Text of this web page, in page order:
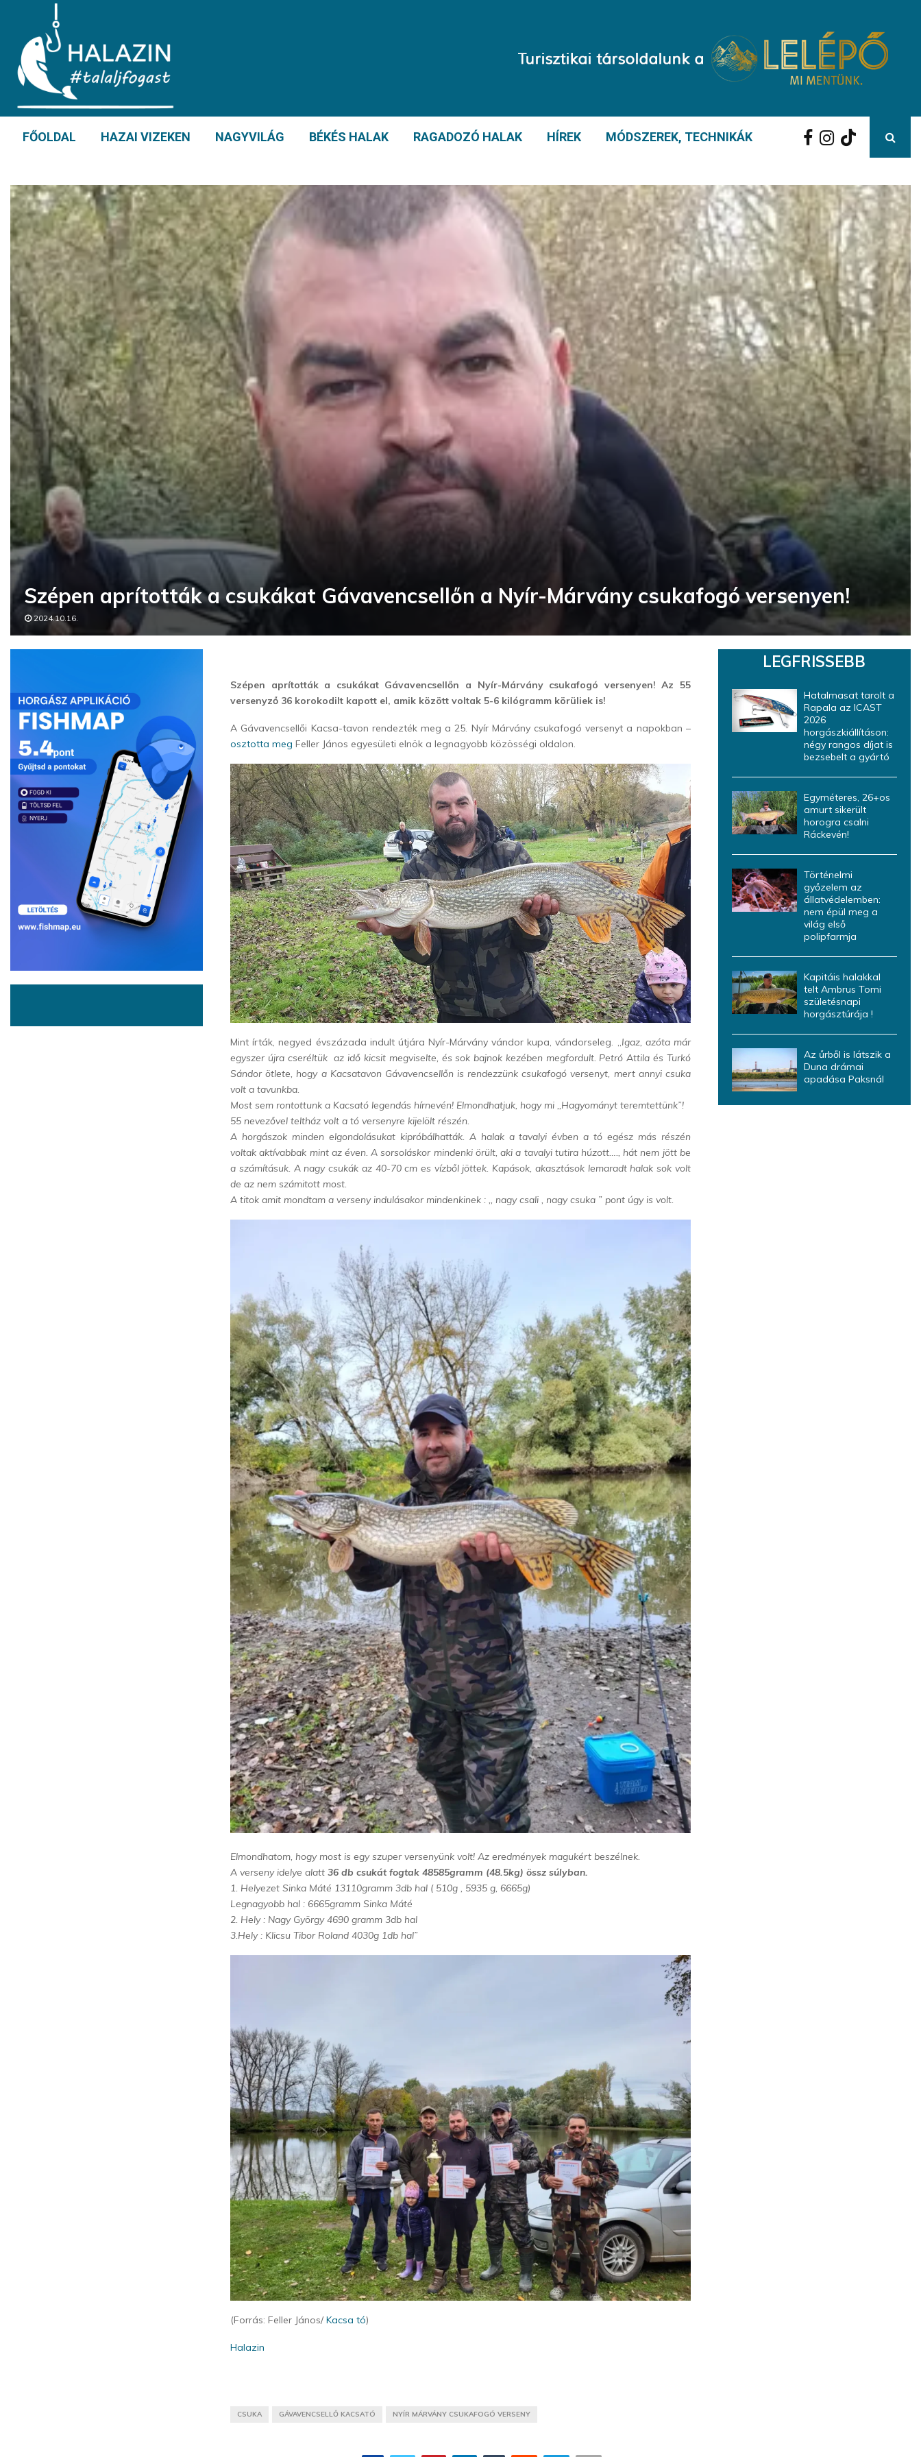
FŐOLDAL HAZAI VIZEKEN NAGYVILÁG BÉKÉS HALAK RAGADOZÓ HALAK HÍREK MÓDSZEREK, TECHNIKÁK
Szépen aprították a csukákat Gávavencsellőn a Nyír-Márvány csukafogó versenyen!
2024.10.16.
Szépen aprították a csukákat Gávavencsellőn a Nyír-Márvány csukafogó versenyen! Az 55
versenyző 36 korokodilt kapott el, amik között voltak 5-6 kilógramm körüliek is!
A Gávavencsellői Kacsa-tavon rendezték meg a 25. Nyír Márvány csukafogó versenyt a napokban –
osztotta meg Feller János egyesületi elnök a legnagyobb közösségi oldalon.
Mint írták, negyed évszázada indult útjára Nyír-Márvány vándor kupa, vándorseleg. „Igaz, azóta már
egyszer újra cseréltük az idő kicsit megviselte, és sok bajnok kezében megfordult. Petró Attila és Turkó
Sándor ötlete, hogy a Kacsatavon Gávavencsellőn is rendezzünk csukafogó versenyt, mert annyi csuka
volt a tavunkba.
Most sem rontottunk a Kacsató legendás hírnevén! Elmondhatjuk, hogy mi ,,Hagyományt teremtettünk”!
55 nevezővel teltház volt a tó versenyre kijelölt részén.
A horgászok minden elgondolásukat kipróbálhatták. A halak a tavalyi évben a tó egész más részén
voltak aktívabbak mint az éven. A sorsoláskor mindenki örült, aki a tavalyi tutira húzott…., hát nem jött be
a számításuk. A nagy csukák az 40-70 cm es vízből jöttek. Kapások, akasztások lemaradt halak sok volt
de az nem számitott most.
A titok amit mondtam a verseny indulásakor mindenkinek : ,, nagy csali , nagy csuka ” pont úgy is volt.
Elmondhatom, hogy most is egy szuper versenyünk volt! Az eredmények magukért beszélnek.
A verseny idelye alatt36 db csukát fogtak 48585gramm (48.5kg) össz súlyban.
1. Helyezet Sinka Máté 13110gramm 3db hal ( 510g , 5935 g, 6665g)
Legnagyobb hal : 6665gramm Sinka Máté
2. Hely : Nagy György 4690 gramm 3db hal
3.Hely : Klicsu Tibor Roland 4030g 1db hal”
(Forrás: Feller János/Kacsa tó)
Halazin
CSUKA GÁVAVENCSELLŐ KACSATÓ NYÍR MÁRVÁNY CSUKAFOGÓ VERSENY
LEGFRISSEBB
Hatalmasat tarolt a
Rapala az ICAST
2026
horgászkiállításon:
négy rangos díjat is
bezsebelt a gyártó
Egyméteres, 26+os
amurt sikerült
horogra csalni
Ráckevén!
Történelmi
győzelem az
állatvédelemben:
nem épül meg a
világ első
polipfarmja
Kapitáis halakkal
telt Ambrus Tomi
születésnapi
horgásztúrája !
Az űrből is látszik a
Duna drámai
apadása Paksnál